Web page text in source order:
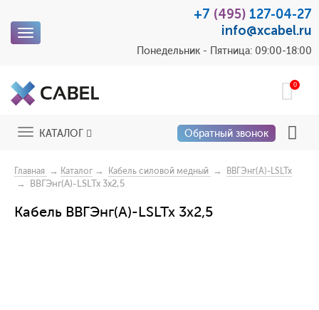
Toggle
+7 (495) 127-04-27
info@xcabel.ru
Понедельник - Пятница: 09:00-18:00
0
ToggleКАТАЛОГ Обратный звонок
Главная → Каталог → Кабель силовой медный → ВВГЭнг(А)-LSLTx
→ ВВГЭнг(А)-LSLTx 3x2,5
Кабель ВВГЭнг(А)-LSLTx 3x2,5